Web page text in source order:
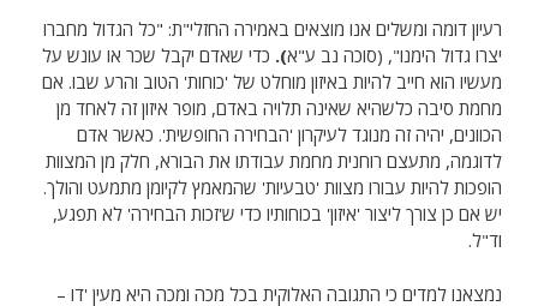
רעיון דומה ומשלים אנו מוצאים באמירה החזלי"ת: "כל הגדול מחברו
יצרו גדול הימנו", (סוכה נב ע"א). כדי שאדם יקבל שכר או עונש על
מעשיו הוא חייב להיות באיזון מוחלט של 'כוחות' הטוב והרע שבו. אם
מחמת סיבה כלשהיא שאינה תלויה באדם, מופר איזון זה לאחד מן
הכוונים, יהיה זה מנוגד לעיקרון 'הבחירה החופשית'. כאשר אדם
לדוגמה, מתעצם רוחנית מחמת עבודתו את הבורא, חלק מן המצוות
הופכות להיות עבורו מצוות 'טבעיות' שהמאמץ לקיומן מתמעט והולך.
יש אם כן צורך ליצור 'איזון' בכוחותיו כדי ש'זכות הבחירה' לא תפגע,
וד"ל.
נמצאנו למדים כי התגובה האלוקית בכל מכה ומכה היא מעין 'דו –